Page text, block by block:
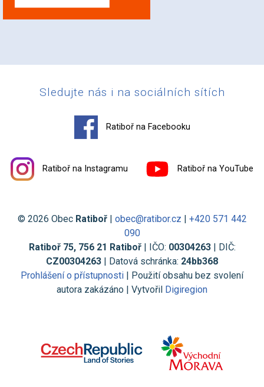
Sledujte nás i na sociálních sítích
Ratiboř na Facebooku
Ratiboř na Instagramu Ratiboř na YouTube
© 2026 Obec Ratiboř| obec@ratibor.cz
+420 571 442
090
Ratiboř 75, 756 21 Ratiboř| IČO: 00304263| DIČ:
CZ00304263 | Datová schránka: 24bb368
Prohlášení o přístupnosti | Použití obsahu bez svolení
autora zakázáno | Vytvořil Digiregion